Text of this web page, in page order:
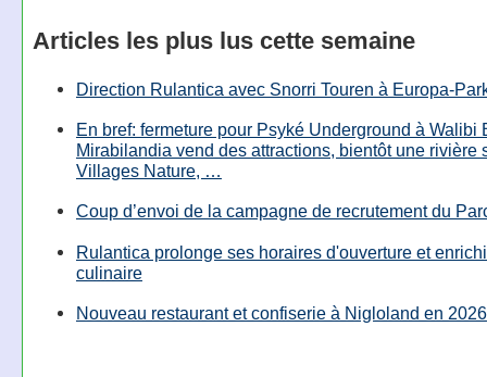
Articles les plus lus cette semaine
Direction Rulantica avec Snorri Touren à Europa-
En bref: fermeture pour Psyké Underground à Walibi
Mirabilandia vend des attractions, bientôt une rivière
Villages Nature, …
Coup d’envoi de la campagne de recrutement du
Rulantica prolonge ses horaires d'ouverture et
culinaire
Nouveau restaurant et confiserie à Nigloland en 2026